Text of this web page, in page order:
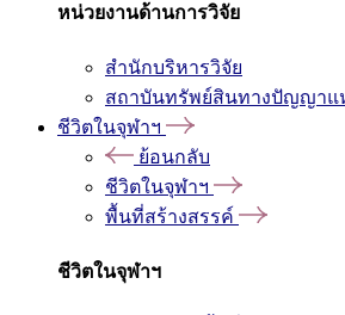
หน่วยงานด้านการวิจัย
สำนักบริหารวิจัย
สถาบันทรัพย์สินทางปัญญาแ
ชีวิตในจุฬาฯ
ย้อนกลับ
ชีวิตในจุฬาฯ
พื้นที่สร้างสรรค์
ชีวิตในจุฬาฯ